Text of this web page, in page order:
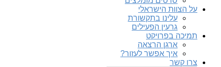
על הצוות הישראלי
עלינו בתקשורת
גרעין הפעילים
תמיכה בפרויקט
ארגן הרצאה
איך אפשר לעזור?
צרו קשר